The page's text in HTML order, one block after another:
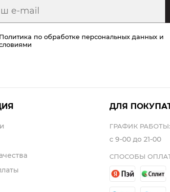
по обработке персональных данных и
ДЛЯ
ГРАФИК РАБОТЫ:
с 9-00 до 21-00
СПОСОБЫ